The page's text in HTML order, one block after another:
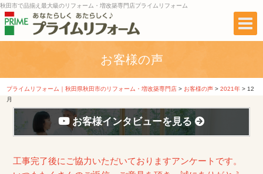
秋田市で品揃え最大級のリフォーム・増改築専門店プライムリフォーム
お客様の声
プライムリフォーム｜秋田県秋田市のリフォーム・増改築専門店 > お客様の声 >2021年 > 12
月
お客様インタビューを見る
工事完了後にご協力いただいておりますアンケートです。